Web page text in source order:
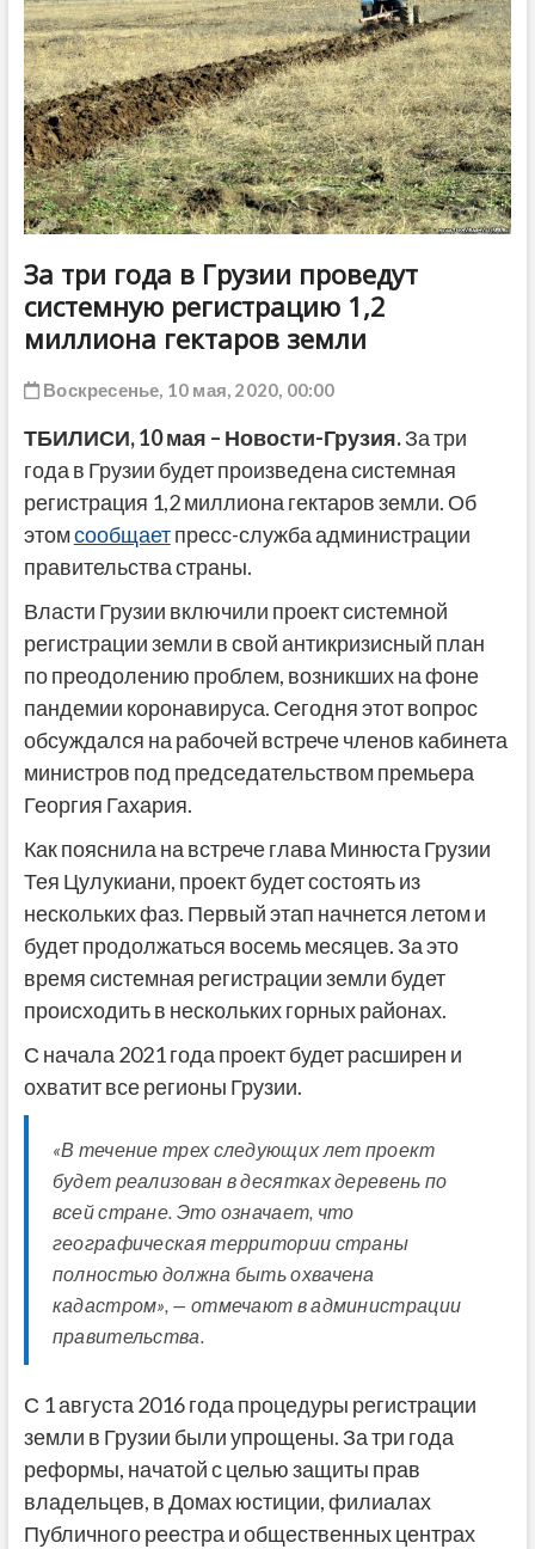
За три года в Грузии проведут
системную регистрацию 1,2
миллиона гектаров земли
Воскресенье, 10 мая, 2020, 00:00
ТБИЛИСИ, 10 мая – Новости-Грузия.За три
года в Грузии будет произведена системная
регистрация 1,2 миллиона гектаров земли. Об
этомсообщаетпресс-служба администрации
правительства страны.
Власти Грузии включили проект системной
регистрации земли в свой антикризисный план
по преодолению проблем, возникших на фоне
пандемии коронавируса. Сегодня этот вопрос
обсуждался на рабочей встрече членов кабинета
министров под председательством премьера
Георгия Гахария.
Как пояснила на встрече глава Минюста Грузии
Тея Цулукиани, проект будет состоять из
нескольких фаз. Первый этап начнется летом и
будет продолжаться восемь месяцев. За это
время системная регистрации земли будет
происходить в нескольких горных районах.
С начала 2021 года проект будет расширен и
охватит все регионы Грузии.
«В течение трех следующих лет проект
будет реализован в десятках деревень по
всей стране. Это означает, что
географическая территории страны
полностью должна быть охвачена
кадастром», — отмечают в администрации
правительства.
С 1 августа 2016 года процедуры регистрации
земли в Грузии были упрощены. За три года
реформы, начатой с целью защиты прав
владельцев, в Домах юстиции, филиалах
Публичного реестра и общественных центрах